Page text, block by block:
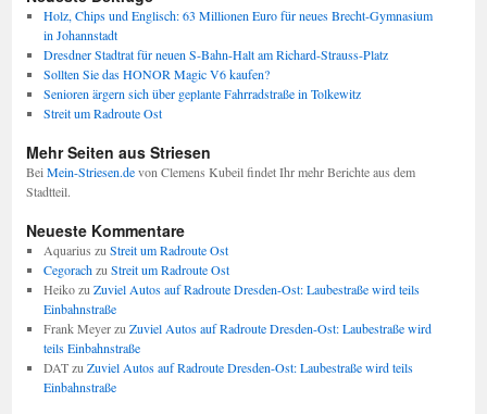
Holz, Chips und Englisch: 63 Millionen Euro für neues Brecht-Gymnasium
in Johannstadt
Dresdner Stadtrat für neuen S-Bahn-Halt am Richard-Strauss-Platz
Sollten Sie das HONOR Magic V6 kaufen?
Senioren ärgern sich über geplante Fahrradstraße in Tolkewitz
Streit um Radroute Ost
Mehr Seiten aus Striesen
BeiMein-Striesen.devon Clemens Kubeil findet Ihr mehr Berichte aus dem
Stadtteil.
Neueste Kommentare
Aquarius zuStreit um Radroute Ost
CegorachzuStreit um Radroute Ost
HeikozuZuviel Autos auf Radroute Dresden-Ost: Laubestraße wird teils
Einbahnstraße
Frank MeyerzuZuviel Autos auf Radroute Dresden-Ost: Laubestraße wird
teils Einbahnstraße
DATzuZuviel Autos auf Radroute Dresden-Ost: Laubestraße wird teils
Einbahnstraße